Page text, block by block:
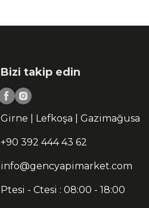
Bizi takip edin
Girne | Lefkoşa | Gazimağusa
+90 392 444 43 62
info@gencyapimarket.com
Ptesi - Ctesi : 08:00 - 18:00